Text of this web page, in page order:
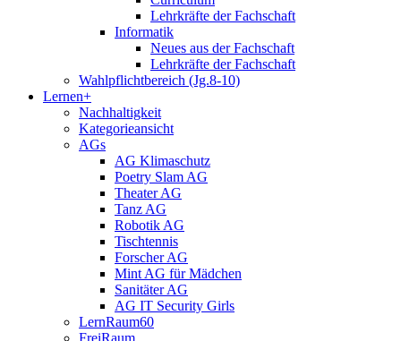
Lehrkräfte der Fachschaft
Informatik
Neues aus der Fachschaft
Lehrkräfte der Fachschaft
Wahlpflichtbereich (Jg.8-10)
Lernen+
Nachhaltigkeit
Kategorieansicht
AGs
AG Klimaschutz
Poetry Slam AG
Theater AG
Tanz AG
Robotik AG
Tischtennis
Forscher AG
Mint AG für Mädchen
Sanitäter AG
AG IT Security Girls
LernRaum60